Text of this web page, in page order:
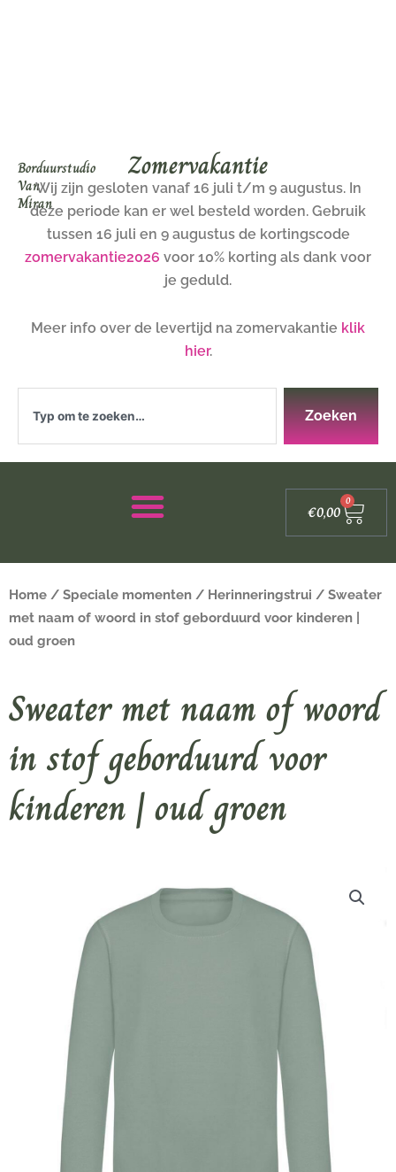
Borduurstudio
Van
Miran
Zomervakantie
Wij zijn gesloten vanaf 16 juli t/m 9 augustus. In
deze periode kan er wel besteld worden. Gebruik
tussen 16 juli en 9 augustus de kortingscode
zomervakantie2026 voor 10% korting als dank voor
je geduld.
Meer info over de levertijd na zomervakantie klik
hier.
Zoeken
€0,00
0
Home / Speciale momenten / Herinneringstrui / Sweater
met naam of woord in stof geborduurd voor kinderen |
oud groen
Sweater met naam of woord
in stof geborduurd voor
kinderen | oud groen